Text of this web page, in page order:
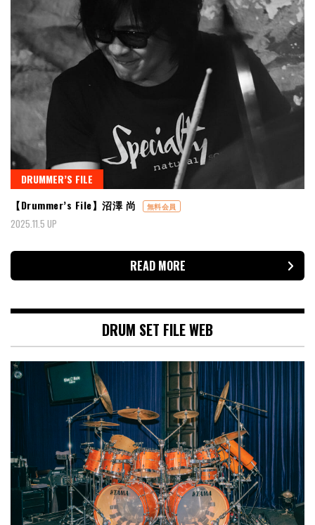
DRUMMER’S FILE
【Drummer’s File】沼澤 尚
無料会員
2025.11.5 UP
READ MORE
DRUM SET FILE WEB